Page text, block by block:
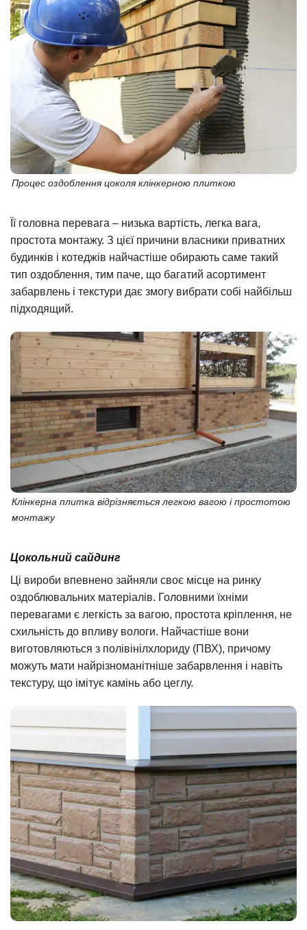
Процес оздоблення цоколя клінкерною плиткою
Її головна перевага – низька вартість, легка вага,
простота монтажу. З цієї причини власники приватних
будинків і котеджів найчастіше обирають саме такий
тип оздоблення, тим паче, що багатий асортимент
забарвлень і текстури дає змогу вибрати собі найбільш
підходящий.
Клінкерна плитка відрізняється легкою вагою і простотою
монтажу
Цокольний сайдинг
Ці вироби впевнено зайняли своє місце на ринку
оздоблювальних матеріалів. Головними їхніми
перевагами є легкість за вагою, простота кріплення, не
схильність до впливу вологи. Найчастіше вони
виготовляються з полівінілхлориду (ПВХ), причому
можуть мати найрізноманітніше забарвлення і навіть
текстуру, що імітує камінь або цеглу.